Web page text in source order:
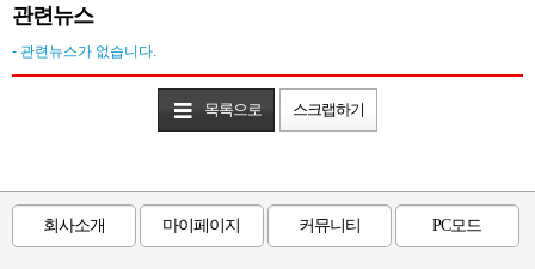
관련뉴스
- 관련뉴스가 없습니다.
목록으로 스크랩하기
회사소개 마이페이지 커뮤니티 PC모드